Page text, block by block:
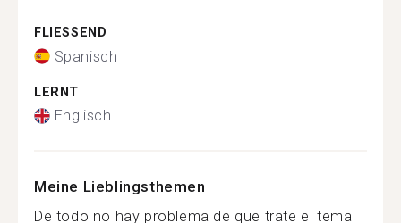
FLIESSEND
Spanisch
LERNT
Englisch
Meine Lieblingsthemen
De todo no hay problema de que trate el tema